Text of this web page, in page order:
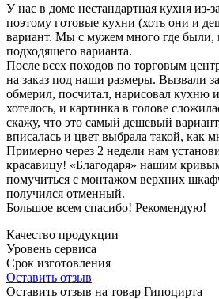
У нас в доме нестандартная кухня из-
поэтому готовые кухни (хоть они и
вариант. Мы с мужем много где были,
подходящего варианта.
После всех походов по торговым
на заказ под наши размеры. Вызвали
обмерил, посчитал, нарисовал кухню
хотелось, и картинка в голове
скажу, что это самый дешевый
вписалась и цвет выбрала такой, как
Примерно через 2 недели нам
красавицу! «Благодаря» нашим
помучиться с монтажом верхних
получился отменный.
Большое всем спасибо! Рекомендую!
Качество продукции
Уровень сервиса
Срок изготовления
Оставить отзыв
Оставить отзыв на товар Гипоцирта